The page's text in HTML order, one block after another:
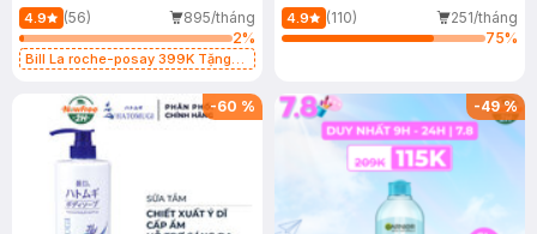
Dụng 40ml
4.9 (56)
895/tháng
2%
Bill La roche-posay 399K Tặng
(SL có hạn)
40ml
4.9 (110)
251/tháng
75%
-60 % -49%